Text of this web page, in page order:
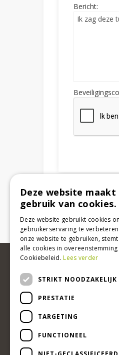
Bericht:
Deze website maakt
gebruik van cookies.
Deze website gebruikt cookies
gebruikerservaring te
onze website te gebruiken,
alle cookies in
Cookiebeleid.Lees verder
STRIKT NOODZAKELIJK
PRESTATIE
TARGETING
FUNCTIONEEL